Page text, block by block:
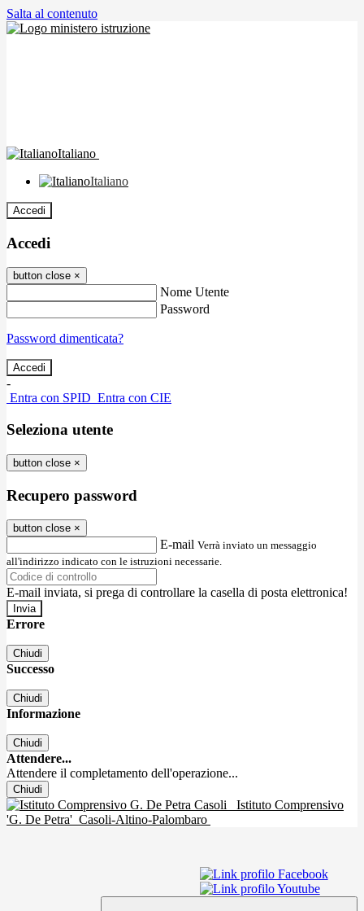
Salta al contenuto
Italiano
Italiano
Accedi
Accedi
button close ×
Nome Utente
Password
Password dimenticata?
-
Entra con SPID Entra con CIE
Seleziona utente
button close ×
Recupero password
button close ×
E-mail Verrà inviato un messaggio
all'indirizzo indicato con le istruzioni necessarie.
E-mail inviata, si prega di controllare la casella di posta elettronica!
Errore
Chiudi
Successo
Chiudi
Informazione
Chiudi
Attendere...
Attendere il completamento dell'operazione...
Chiudi
Istituto Comprensivo
'G. De Petra' Casoli-Altino-Palombaro